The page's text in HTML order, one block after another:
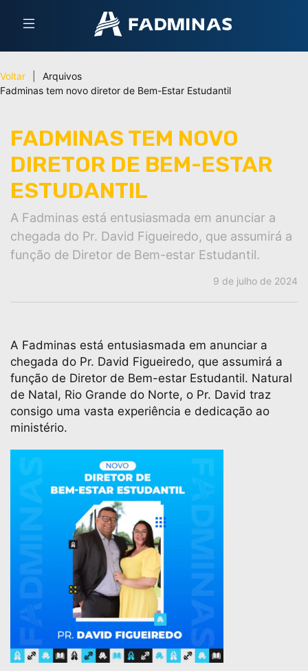
Voltar
Arquivos
Fadminas tem novo diretor de Bem-Estar Estudantil
FADMINAS TEM NOVO
DIRETOR DE BEM-ESTAR
ESTUDANTIL
A Fadminas está entusiasmada em anunciar a
chegada do Pr. David Figueiredo, que assumirá a
função de Diretor de Bem-estar Estudantil.
9 de julho de 2024
A Fadminas está entusiasmada em anunciar a
chegada do Pr. David Figueiredo, que assumirá a
função de Diretor de Bem-estar Estudantil. Natural
de Natal, Rio Grande do Norte, o Pr. David traz
consigo uma vasta experiência e dedicação ao
ministério.